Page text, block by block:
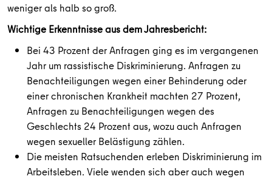
weniger als halb so groß.
Wichtige Erkenntnisse aus dem Jahresbericht:
Bei 43 Prozent der Anfragen ging es im vergangenen
Jahr um rassistische Diskriminierung. Anfragen zu
Benachteiligungen wegen einer Behinderung oder
einer chronischen Krankheit machten 27 Prozent,
Anfragen zu Benachteiligungen wegen des
Geschlechts 24 Prozent aus, wozu auch Anfragen
wegen sexueller Belästigung zählen.
Die meisten Ratsuchenden erleben Diskriminierung im
Arbeitsleben. Viele wenden sich aber auch wegen